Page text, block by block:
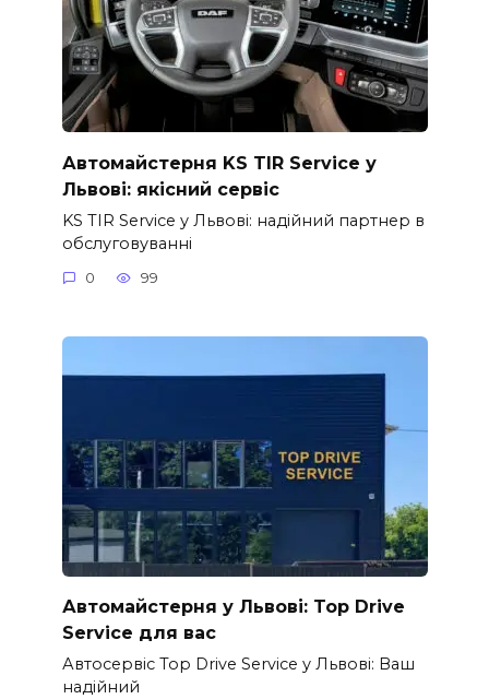
Автомайстерня KS TIR Service у
Львові: якісний сервіс
KS TIR Service у Львові: надійний партнер в
обслуговуванні
0 99
Автомайстерня у Львові: Top Drive
Service для вас
Автосервіс Top Drive Service у Львові: Ваш
надійний